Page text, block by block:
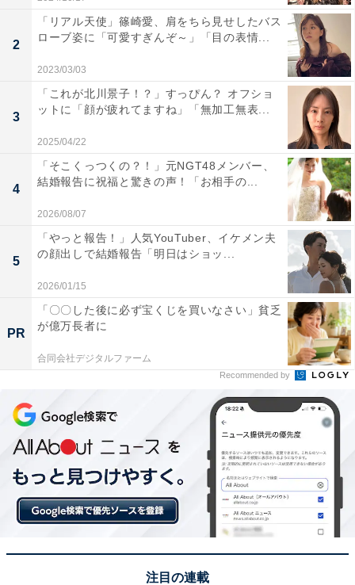
2
「リアル天使」篠崎愛、肩をちら見せしたバス
ローブ姿に「可愛すぎんぞ～」「目の表情...
2023/03/03
3
「これが北川景子！？」すっぴん？ オフショ
ットに「顔が疲れてますね」「無加工無表...
2025/04/22
4
「そこくっつくの？！」元NGT48メンバー、
結婚報告に祝福と驚きの声！「お相手の...
2026/08/07
5
「やっと報告！」人気YouTuber、イケメン夫
の顔出しで結婚報告「明日はショッ...
2026/01/15
PR
「〇〇した後に必ず宝くじを買いなさい」貧乏
が億万長者に
合同会社デジタルファーム
Recommended by
注目の連載